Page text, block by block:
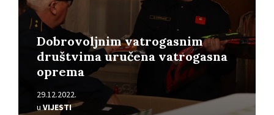
Dobrovoljnim vatrogasnim
društvima uručena vatrogasna
oprema
29.12.2022.
uVIJESTI